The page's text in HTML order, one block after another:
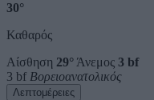
30°
Καθαρός
Αίσθηση 29° Άνεμος 3 bf
3 bf Βορειοανατολικός
Λεπτομέρειες